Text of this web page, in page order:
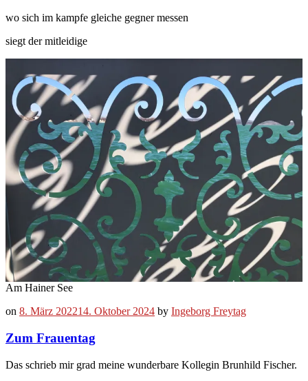
wo sich im kampfe gleiche gegner messen
siegt der mitleidige
Am Hainer See
on 8. März 202214. Oktober 2024 by Ingeborg Freytag
Zum Frauentag
Das schrieb mir grad meine wunderbare Kollegin Brunhild Fischer.